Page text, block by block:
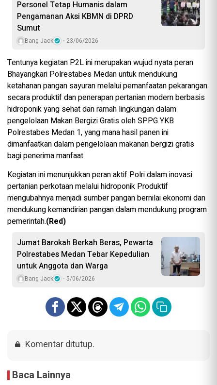
Personel Tetap Humanis dalam
Pengamanan Aksi KBMN di DPRD
Sumut
Bang Jack 23/06/2026
Tentunya kegiatan P2L ini merupakan wujud nyata peran
Bhayangkari Polrestabes Medan untuk mendukung
ketahanan pangan sayuran melalui pemanfaatan pekarangan
secara produktif dan penerapan pertanian modern berbasis
hidroponik yang sehat dan ramah lingkungan dalam
pengelolaan Makan Bergizi Gratis oleh SPPG YKB
Polrestabes Medan 1, yang mana hasil panen ini
dimanfaatkan dalam pengelolaan makanan bergizi gratis
bagi penerima manfaat
Kegiatan ini menunjukkan peran aktif Polri dalam inovasi
pertanian perkotaan melalui hidroponik Produktif
mengubahnya menjadi sumber pangan bernilai ekonomi dan
mendukung kemandirian pangan dalam mendukung program
pemerintah.(Red)
Jumat Barokah Berkah Beras, Pewarta
Polrestabes Medan Tebar Kepedulian
untuk Anggota dan Warga
Bang Jack 5/06/2026
Komentar ditutup.
Baca Lainnya